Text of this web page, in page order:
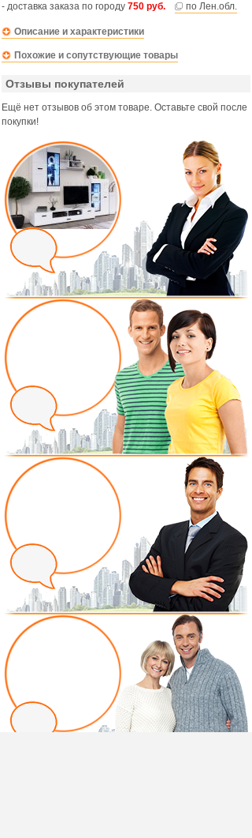
- доставка заказа по городу 750 руб. по Лен.обл.
Описание и характеристики
Похожие и сопутствующие товары
Отзывы покупателей
Ещё нет отзывов об этом товаре. Оставьте свой после
покупки!